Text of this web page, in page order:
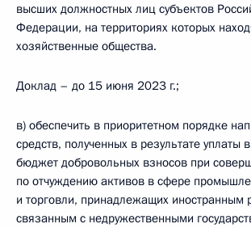
высших должностных лиц субъектов
Федерации, на территориях которых
хозяйственные общества.
Доклад – до 15 июня 2023 г.;
в) обеспечить в приоритетном порядке
средств, полученных в результате уплаты
бюджет добровольных взносов при
по отчуждению активов в сфере
и торговли, принадлежащих иностранным
связанным с недружественными